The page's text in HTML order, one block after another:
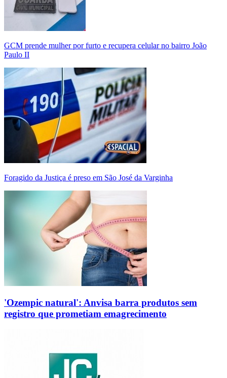
GCM prende mulher por furto e recupera celular no bairro João
Paulo II
Foragido da Justiça é preso em São José da Varginha
'Ozempic natural': Anvisa barra produtos sem
registro que prometiam emagrecimento